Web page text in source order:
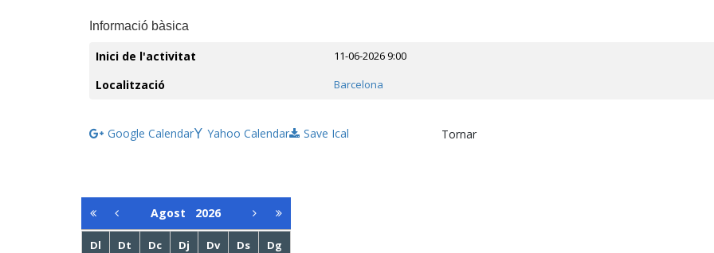
Informació bàsica
Inici de l'activitat 11-06-2026 9:00
Localització Barcelona
Google Calendar Yahoo Calendar Save Ical Tornar
Agost 2026
Dl Dt Dc Dj Dv Ds
Dg